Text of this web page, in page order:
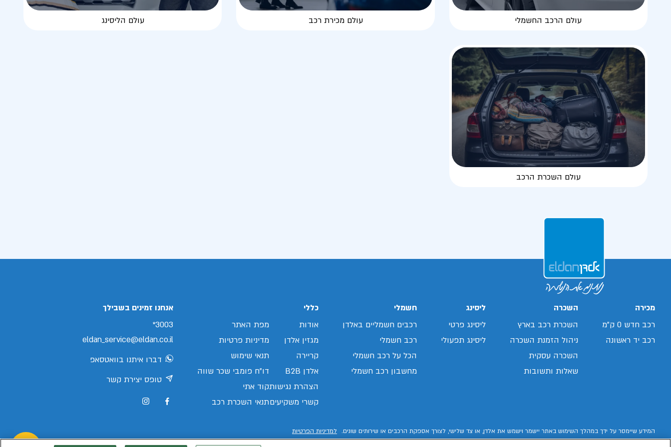
עולם הרכב החשמלי עולם מכירת רכב עולם הליסינג
עולם השכרת הרכב
מכירה
רכב חדש 0 ק"מ
רכב יד ראשונה
השכרה
השכרת רכב בארץ
ניהול הזמנת השכרה
השכרה עסקית
שאלות ותשובות
ליסינג
ליסינג פרטי
ליסינג תפעולי
חשמלי
רכבים חשמליים באלדן
רכב חשמלי
הכל על רכב חשמלי
מחשבון רכב חשמלי
כללי
אודות
מגזין אלדן
קריירה
אלדן B2B
הצהרת נגישות
קשרי משקיעים
מפת האתר
מדיניות פרטיות
תנאי שימוש
דו"ח פומבי שכר שווה
קוד אתי
תנאי השכרת רכב
אנחנו זמינים בשבילך
3003*
eldan_service@eldan.co.il
דברו איתנו בוואטסאפ
טופס יצירת קשר
המידע שיימסר על ידך במהלך השימוש באתר יישמר וישמש את אלדן, או צד שלישי, לצורך אספקת הרכבים או שירותים שונים. למדיניות הפרטיות